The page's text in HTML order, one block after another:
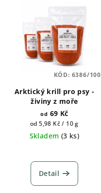
Arktický krill pro psy -
živiny z moře
od 69 Kč
Měrná
cena:
od 5,98 Kč / 10 g
Skladem (3 ks)
Detail
KÓD: 6386/100